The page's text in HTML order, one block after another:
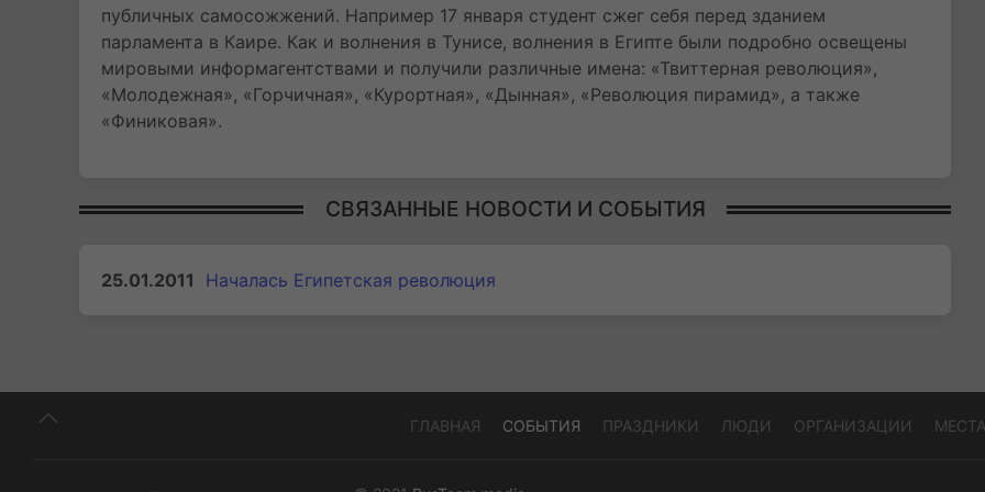
публичных самосожжений. Например 17 января студент сжег себя перед зданием
парламента в Каире. Как и волнения в Тунисе, волнения в Египте были подробно освещены
мировыми информагентствами и получили различные имена: «Твиттерная революция»,
«Молодежная», «Горчичная», «Курортная», «Дынная», «Революция пирамид», а также
«Финиковая».
СВЯЗАННЫЕ НОВОСТИ И СОБЫТИЯ
25.01.2011 Началась Египетская революция
ГЛАВНАЯ СОБЫТИЯ ПРАЗДНИКИ ЛЮДИ ОРГАНИЗАЦИИ МЕСТА